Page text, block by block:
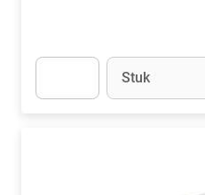
Eenheid
Stuk